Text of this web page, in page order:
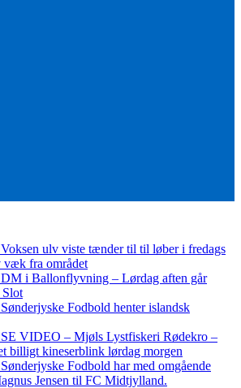
Voksen ulv viste tænder til til løber i fredags
fra området
DM i Ballonflyvning – Lørdag aften går
Slot
Sønderjyske Fodbold henter islandsk
SE VIDEO – Mjøls Lystfiskeri Rødekro –
billigt kineserblink lørdag morgen
Sønderjyske Fodbold har med omgående
Jensen til FC Midtjylland.